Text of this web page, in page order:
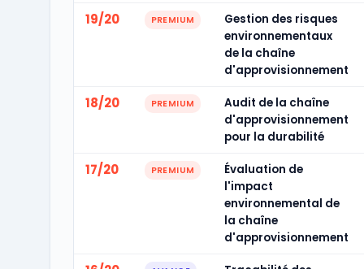
19/20 PREMIUM
Gestion des risques
environnementaux
de la chaîne
d'approvisionnement
18/20 PREMIUM
Audit de la chaîne
d'approvisionnement
pour la durabilité
17/20 PREMIUM
Évaluation de
l'impact
environnemental de
la chaîne
d'approvisionnement